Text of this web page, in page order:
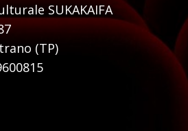
SUKAKAIFA
(TP)